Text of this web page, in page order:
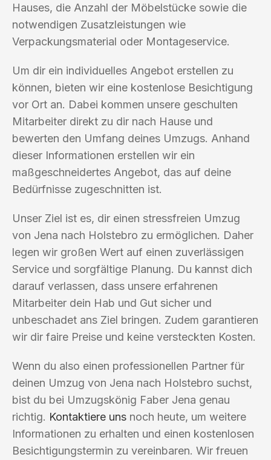
Hauses, die Anzahl der Möbelstücke sowie die
notwendigen Zusatzleistungen wie
Verpackungsmaterial oder Montageservice.
Um dir ein individuelles Angebot erstellen zu
können, bieten wir eine kostenlose Besichtigung
vor Ort an. Dabei kommen unsere geschulten
Mitarbeiter direkt zu dir nach Hause und
bewerten den Umfang deines Umzugs. Anhand
dieser Informationen erstellen wir ein
maßgeschneidertes Angebot, das auf deine
Bedürfnisse zugeschnitten ist.
Unser Ziel ist es, dir einen stressfreien Umzug
von Jena nach Holstebro zu ermöglichen. Daher
legen wir großen Wert auf einen zuverlässigen
Service und sorgfältige Planung. Du kannst dich
darauf verlassen, dass unsere erfahrenen
Mitarbeiter dein Hab und Gut sicher und
unbeschadet ans Ziel bringen. Zudem garantieren
wir dir faire Preise und keine versteckten Kosten.
Wenn du also einen professionellen Partner für
deinen Umzug von Jena nach Holstebro suchst,
bist du bei Umzugskönig Faber Jena genau
richtig. Kontaktiere uns noch heute, um weitere
Informationen zu erhalten und einen kostenlosen
Besichtigungstermin zu vereinbaren. Wir freuen